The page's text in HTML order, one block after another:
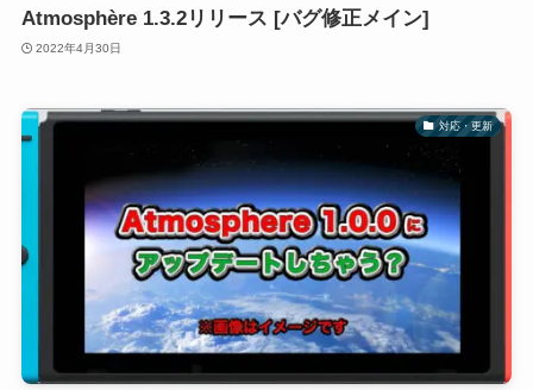
Atmosphère 1.3.2リリース [バグ修正メイン]
2022年4月30日
対応・更新